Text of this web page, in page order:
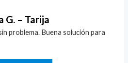
G. – Tarija
problema. Buena solución para